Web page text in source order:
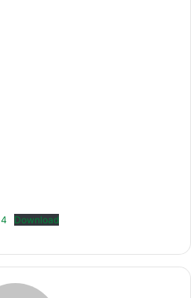
Download